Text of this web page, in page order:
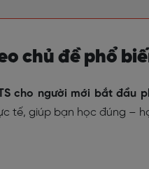
chủ đề phổ
cho người mới bắt đầu
tế, giúp bạn học đúng –